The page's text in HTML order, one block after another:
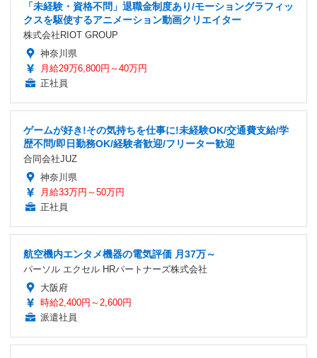
「未経験・資格不問」退職金制度あり/モーショングラフィッ
クスを駆使するアニメーション動画クリエイター
株式会社RIOT GROUP
神奈川県
月給29万6,800円～40万円
正社員
ゲームが好き!その気持ちを仕事に!未経験OK/交通費支給/学
歴不問/即日勤務OK/経験者歓迎/フリーター歓迎
合同会社JUZ
神奈川県
月給33万円～50万円
正社員
航空機内エンタメ機器の電気評価 月37万～
パーソル エクセル HRパートナーズ株式会社
大阪府
時給2,400円～2,600円
派遣社員